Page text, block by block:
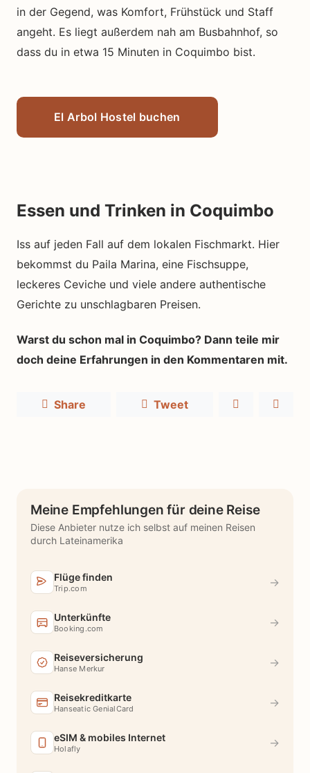
in der Gegend, was Komfort, Frühstück und Staff
angeht. Es liegt außerdem nah am Busbahnhof, so
dass du in etwa 15 Minuten in Coquimbo bist.
El Arbol Hostel buchen
Essen und Trinken in Coquimbo
Iss auf jeden Fall auf dem lokalen Fischmarkt. Hier
bekommst du Paila Marina, eine Fischsuppe,
leckeres Ceviche und viele andere authentische
Gerichte zu unschlagbaren Preisen.
Warst du schon mal in Coquimbo? Dann teile mir
doch deine Erfahrungen in den Kommentaren mit.
Share Tweet
Meine Empfehlungen für deine Reise
Diese Anbieter nutze ich selbst auf meinen Reisen
durch Lateinamerika
Flüge finden
Trip.com →
Unterkünfte
Booking.com →
Reiseversicherung
Hanse Merkur →
Reisekreditkarte
Hanseatic GenialCard →
eSIM & mobiles Internet
Holafly →